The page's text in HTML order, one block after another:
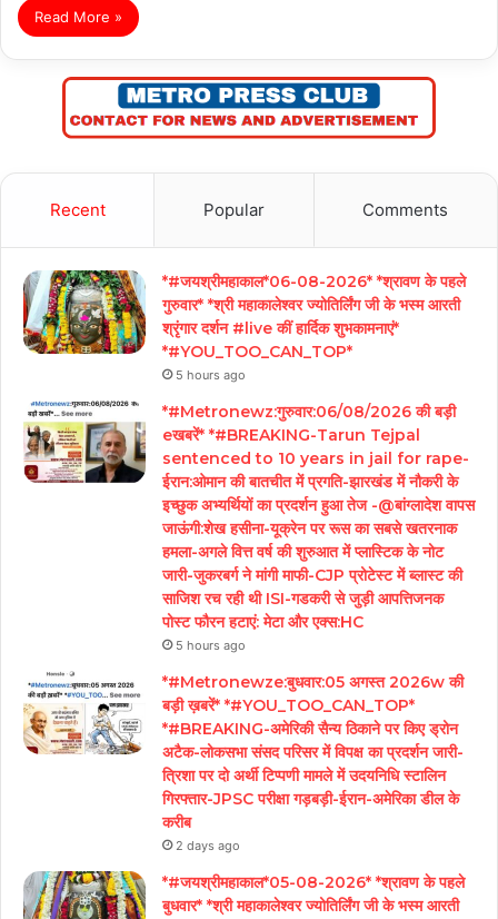
Read More »
Recent Popular Comments
*#जयश्रीमहाकाल*06-08-2026* *श्रावण के पहले
गुरुवार* *श्री महाकालेश्वर ज्योतिर्लिंग जी के भस्म आरती
श्रृंगार दर्शन #live कीं हार्दिक शुभकामनाएं*
*#YOU_TOO_CAN_TOP*
5 hours ago
*#Metronewz:गुरुवार:06/08/2026 की बड़ी
eखबरें* *#BREAKING-Tarun Tejpal
sentenced to 10 years in jail for rape-
ईरान:ओमान की बातचीत में प्रगति-झारखंड में नौकरी के
इच्छुक अभ्यर्थियों का प्रदर्शन हुआ तेज -@बांग्लादेश वापस
जाऊंगी:शेख हसीना-यूक्रेन पर रूस का सबसे खतरनाक
हमला-अगले वित्त वर्ष की शुरुआत में प्लास्टिक के नोट
जारी-जुकरबर्ग ने मांगी माफी-CJP प्रोटेस्ट में ब्लास्ट की
साजिश रच रही थी ISI-गडकरी से जुड़ी आपत्तिजनक
पोस्ट फौरन हटाएं: मेटा और एक्स:HC
5 hours ago
*#Metronewze:बुधवार:05 अगस्त 2026w की
बड़ी ख़बरें* *#YOU_TOO_CAN_TOP*
*#BREAKING-अमेरिकी सैन्य ठिकाने पर किए ड्रोन
अटैक-लोकसभा संसद परिसर में विपक्ष का प्रदर्शन जारी-
त्रिशा पर दो अर्थी टिप्पणी मामले में उदयनिधि स्टालिन
गिरफ्तार-JPSC परीक्षा गड़बड़ी-ईरान-अमेरिका डील के
करीब
2 days ago
*#जयश्रीमहाकाल*05-08-2026* *श्रावण के पहले
बुधवार* *श्री महाकालेश्वर ज्योतिर्लिंग जी के भस्म आरती